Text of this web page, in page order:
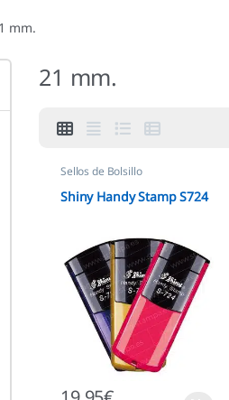
mm.
21 mm.
Sellos de Bolsillo
Shiny Handy Stamp S724